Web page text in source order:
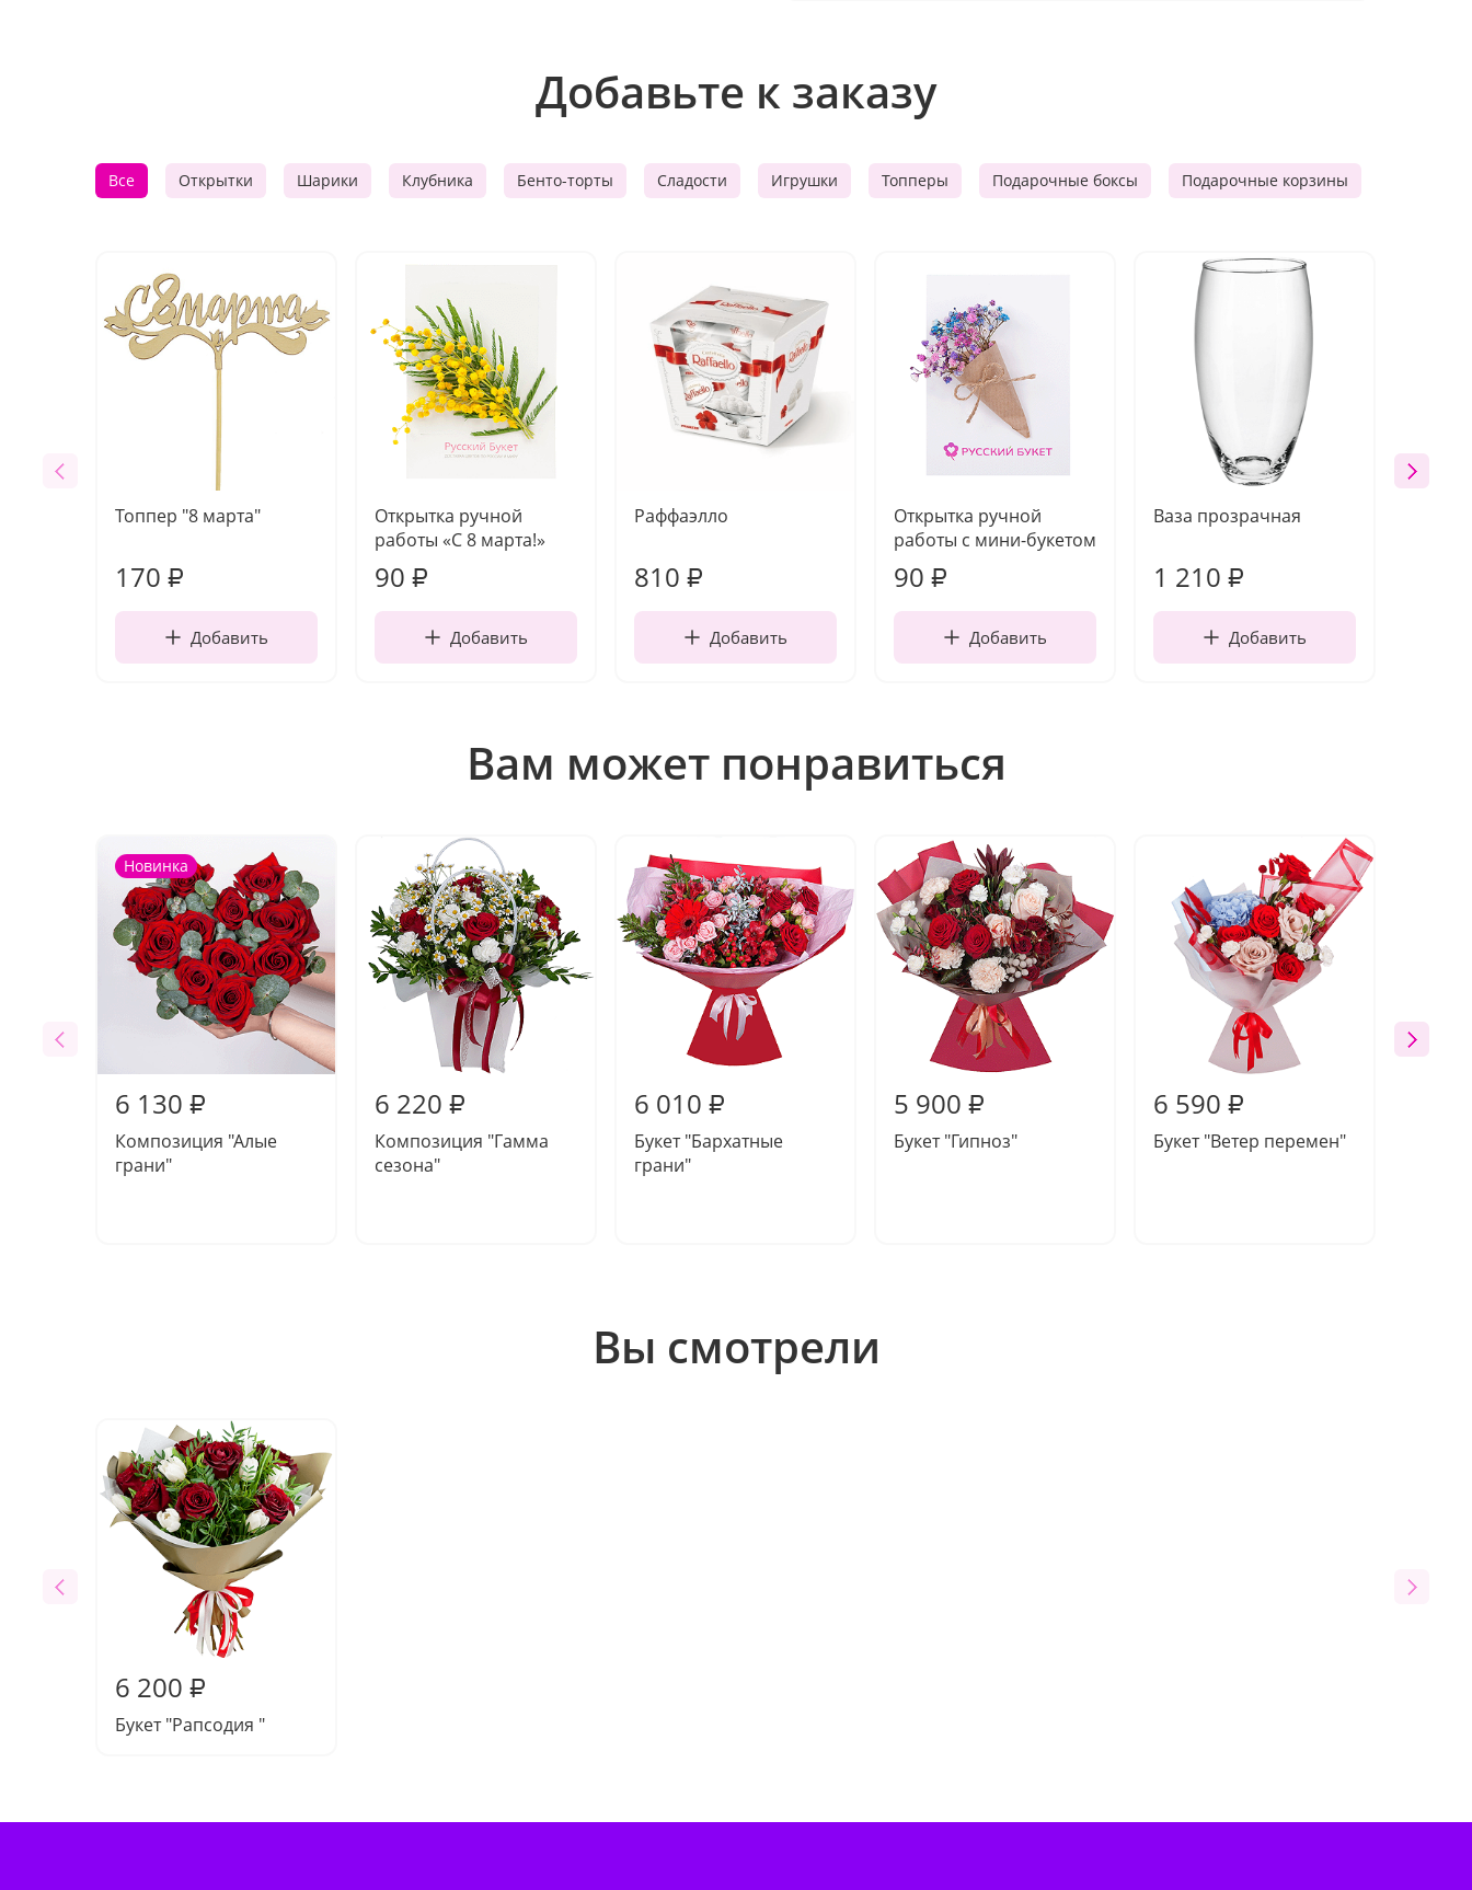
Добавьте к заказу
Все Открытки Шарики Клубника Бенто-торты Сладости Игрушки Топперы Подарочные боксы Подарочные корзины
Топпер "8 марта"
170 ₽
Добавить
Открытка ручной
работы «С 8 марта!»
90 ₽
Добавить
Раффаэлло
810 ₽
Добавить
Открытка ручной
работы с мини-букетом
90 ₽
Добавить
Ваза прозрачная
1 210 ₽
Добавить
Вам может понравиться
Новинка
6 130 ₽
Композиция "Алые
грани"
6 220 ₽
Композиция "Гамма
сезона"
6 010 ₽
Букет "Бархатные
грани"
5 900 ₽
Букет "Гипноз"
6 590 ₽
Букет "Ветер перемен"
Вы смотрели
6 200 ₽
Букет "Рапсодия "